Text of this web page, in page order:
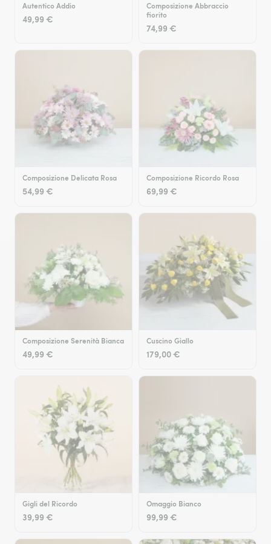
Autentico Addio
49,99 €
Composizione Abbraccio
fiorito
74,99 €
Composizione Delicata Rosa
54,99 €
Composizione Ricordo Rosa
69,99 €
Composizione Serenità Bianca
49,99 €
Cuscino Giallo
179,00 €
Gigli del Ricordo
39,99 €
Omaggio Bianco
99,99 €